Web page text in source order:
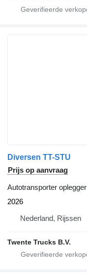
Diversen TT-STU
Prijs op aanvraag
Autotransporter oplegger
2026
Nederland, Rijssen
Twente Trucks B.V.